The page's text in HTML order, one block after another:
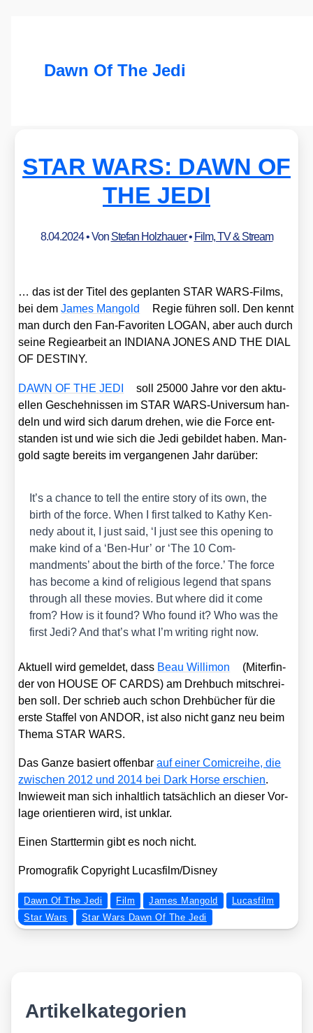
Dawn Of The Jedi
STAR WARS: DAWN OF
THE JEDI
8.04.2024• Von Stefan Holzhauer• Film, TV & Stream
… das ist der Titel des geplan­ten STAR WARS-Films,
bei demJames Man­gold
Regie füh­ren soll. Den kennt
man durch den Fan-Favo­ri­ten LOGAN, aber auch durch
sei­ne Regie­ar­beit an INDIANA JONES AND THE DIAL
OF DESTINY.
DAWN OF THE JEDI
soll 25000 Jah­re vor den aktu­
el­len Gescheh­nis­sen im STAR WARS-Uni­ver­sum han­
deln und wird sich dar­um dre­hen, wie die Force ent­
stan­den ist und wie sich die Jedi gebil­det haben. Man­
gold sag­te bereits im ver­gan­ge­nen Jahr dar­über:
It’s a chan­ce to tell the enti­re sto­ry of its own, the
birth of the force. When I first tal­ked to Kathy Ken­
ne­dy about it, I just said, ‘I just see this ope­ning to
make kind of a ‘Ben-Hur’ or ‘The 10 Com­
mandments’ about the birth of the force.’ The force
has beco­me a kind of reli­gious legend that spans
through all the­se movies. But whe­re did it come
from? How is it found? Who found it? Who was the
first Jedi? And that’s what I’m wri­ting right now.
Aktu­ell wird gemel­det, dass Beau Wil­li­mon
(Mit­er­fin­
der von HOUSE OF CARDS) am Dreh­buch mit­schrei­
ben soll. Der schrieb auch schon Dreh­bü­cher für die
ers­te Staf­fel von ANDOR, ist also nicht ganz neu beim
The­ma STAR WARS.
Das Gan­ze basiert offen­barauf einer Comic­rei­he, die
zwi­schen 2012 und 2014 bei Dark Hor­se erschien.
Inwie­weit man sich inhalt­lich tat­säch­lich an die­ser Vor­
la­ge ori­en­tie­ren wird, ist unklar.
Einen Start­ter­min gibt es noch nicht.
Pro­mo­gra­fik Copy­right Lucasfilm/​Disney
Dawn Of The Jedi Film James Mangold
Lucasfilm
Star Wars
Star Wars Dawn Of The Jedi
Artikelkategorien